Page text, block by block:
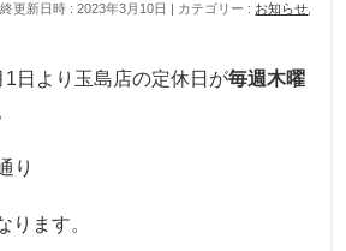
更新日時 : 2023年3月10日 カテゴリー : お知らせ
日より玉島店の定休日が毎週木曜
り
ります。